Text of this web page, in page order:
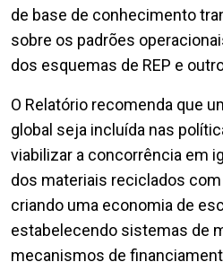
de base de conhecimento
sobre os padrões
dos esquemas de REP e
O Relatório recomenda que
global seja incluída nas
viabilizar a concorrência em
dos materiais reciclados
criando uma economia de
estabelecendo sistemas de
mecanismos de